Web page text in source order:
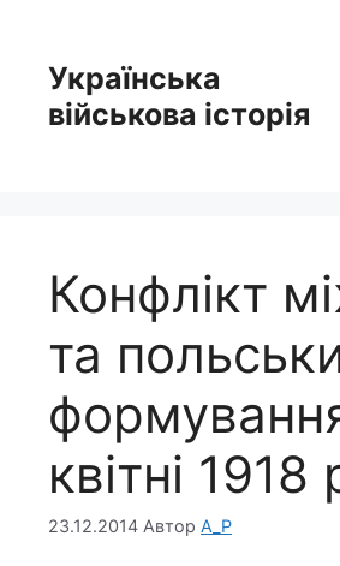
вмістуУкраїнська
військова історія
Конфлікт
та
квітні
23.12.2014 Автор A_P